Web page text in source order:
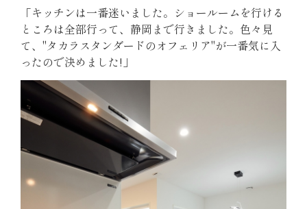
「キッチンは一番迷いました。ショールームを行ける
ところは全部行って、静岡まで行きました。 色々見
て、"タカラスタンダードのオフェリア"が一番気に入
ったので決めました!」